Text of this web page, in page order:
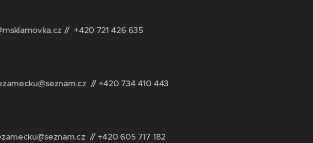
// +420 721 426 635
// +420 734 410 443
// +420 605 717 182